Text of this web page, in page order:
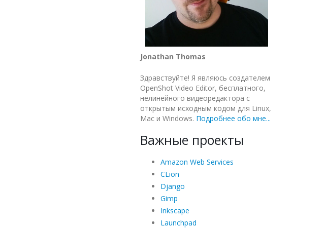
Jonathan Thomas
Здравствуйте! Я являюсь создателем
OpenShot Video Editor, бесплатного,
нелинейного видеоредактора с
открытым исходным кодом для Linux,
Mac и Windows. Подробнее обо мне...
Важные проекты
Amazon Web Services
CLion
Django
Gimp
Inkscape
Launchpad